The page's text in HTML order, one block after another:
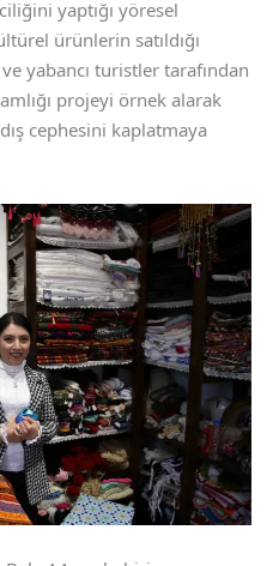
yaptığı yöresel
ürünlerin satıldığı
yabancı turistler tarafından
projeyi örnek alarak
cephesini kaplatmaya